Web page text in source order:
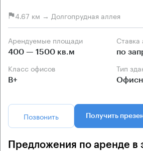
4.67 км → Долгопрудная аллея
Арендуемые площади
400 — 1500 кв.м по
Класс офисов
B+
Тип
Позвонить Получить
Предложения по аренде в